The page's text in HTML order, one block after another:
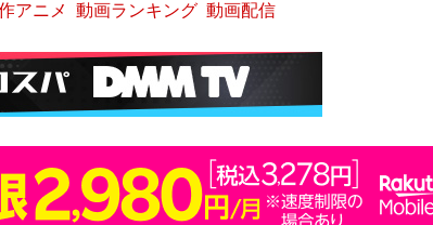
アニメ 動画ランキング 動画配信